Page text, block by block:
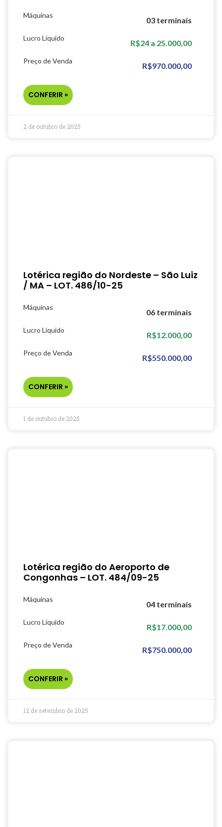
Máquinas
03 terminais
Lucro Líquido
R$24 a 25.000,00
Preço de Venda
R$970.000,00
CONFERIR »
2 de outubro de 2025
Lotérica região do Nordeste – São Luiz
/ MA – LOT. 486/10-25
Máquinas
06 terminais
Lucro Líquido
R$12.000,00
Preço de Venda
R$550.000,00
CONFERIR »
1 de outubro de 2025
Lotérica região do Aeroporto de
Congonhas – LOT. 484/09-25
Máquinas
04 terminais
Lucro Líquido
R$17.000,00
Preço de Venda
R$750.000,00
CONFERIR »
12 de setembro de 2025